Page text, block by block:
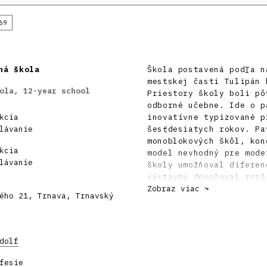
škola
12-year school
21, Trnava, Trnavský
Škola postavená podľa
mestskej časti Tulipán
Priestory školy boli
odborné učebne. Ide
inovatívne typizované
šesťdesiatych rokov.
monoblokových škôl,
model nevhodný pre
školy umožňoval
výstavby dovoľoval
jednotlivých škôl.
Zobraz viac ↷